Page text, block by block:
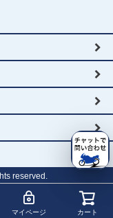
マイページ カート
reserved.